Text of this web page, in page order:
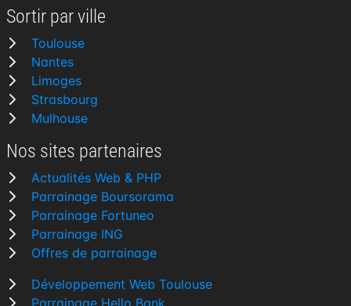
Sortir par ville
Toulouse
Nantes
Limoges
Strasbourg
Mulhouse
Nos sites partenaires
Actualités Web & PHP
Parrainage Boursorama
Parrainage Fortuneo
Parrainage ING
Offres de parrainage
Développement Web Toulouse